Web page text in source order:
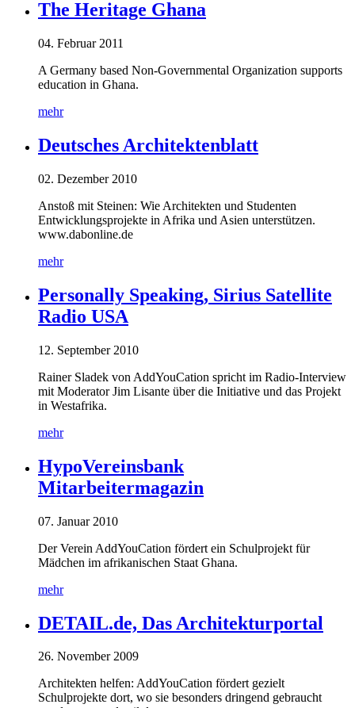
The Heritage Ghana
04. Februar 2011
A Germany based Non-Governmental Organization supports
education in Ghana.
mehr
Deutsches Architektenblatt
02. Dezember 2010
Anstoß mit Steinen: Wie Architekten und Studenten
Entwicklungsprojekte in Afrika und Asien unterstützen.
www.dabonline.de
mehr
Personally Speaking, Sirius Satellite
Radio USA
12. September 2010
Rainer Sladek von AddYouCation spricht im Radio-Interview
mit Moderator Jim Lisante über die Initiative und das Projekt
in Westafrika.
mehr
HypoVereinsbank
Mitarbeitermagazin
07. Januar 2010
Der Verein AddYouCation fördert ein Schulprojekt für
Mädchen im afrikanischen Staat Ghana.
mehr
DETAIL.de, Das Architekturportal
26. November 2009
Architekten helfen: AddYouCation fördert gezielt
Schulprojekte dort, wo sie besonders dringend gebraucht